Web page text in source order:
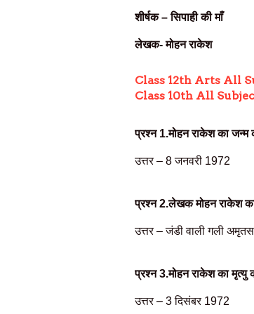
शीर्षक – सिपाही की
लेखक- मोहन राकेश
Class 12th Arts All
Class 10th All
प्रश्न 1.मोहन राकेश का
उत्तर – 8 जनवरी 1972
प्रश्न2.लेखक मोहन राकेश
उत्तर –जंडी वाली गली
प्रश्न3.मोहन राकेश का मृत्यु
उत्तर – 3 दिसंबर 1972